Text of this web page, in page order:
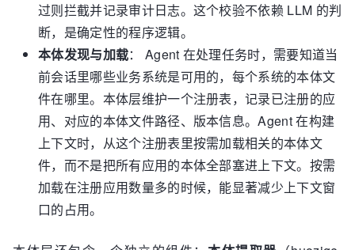
过则拦截并记录审计日志。这个校验不依赖 LLM 的判
断，是确定性的程序逻辑。
本体发现与加载： Agent 在处理任务时，需要知道当
前会话里哪些业务系统是可用的，每个系统的本体文
件在哪里。本体层维护一个注册表，记录已注册的应
用、对应的本体文件路径、版本信息。Agent 在构建
上下文时，从这个注册表里按需加载相关的本体文
件，而不是把所有应用的本体全部塞进上下文。按需
加载在注册应用数量多的时候，能显著减少上下文窗
口的占用。